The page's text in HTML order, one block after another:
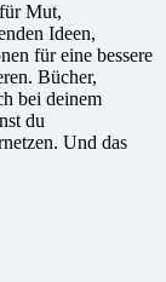
Mut,
Ideen,
für eine bessere
Bücher,
bei deinem
du
Und das